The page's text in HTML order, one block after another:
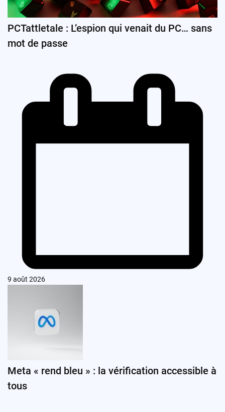
PCTattletale : L’espion qui venait du PC… sans
mot de passe
9 août 2026
Meta « rend bleu » : la vérification accessible à
tous